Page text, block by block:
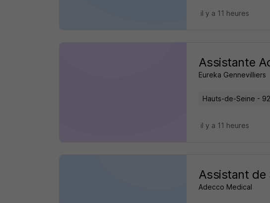
il y a 11 heures
Assistante
Eureka Gennevilliers
Hauts-de-Seine - 92
il y a 11 heures
Assistant de
Adecco Medical